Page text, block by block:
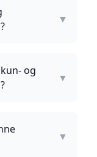
▼
og
▼
▼